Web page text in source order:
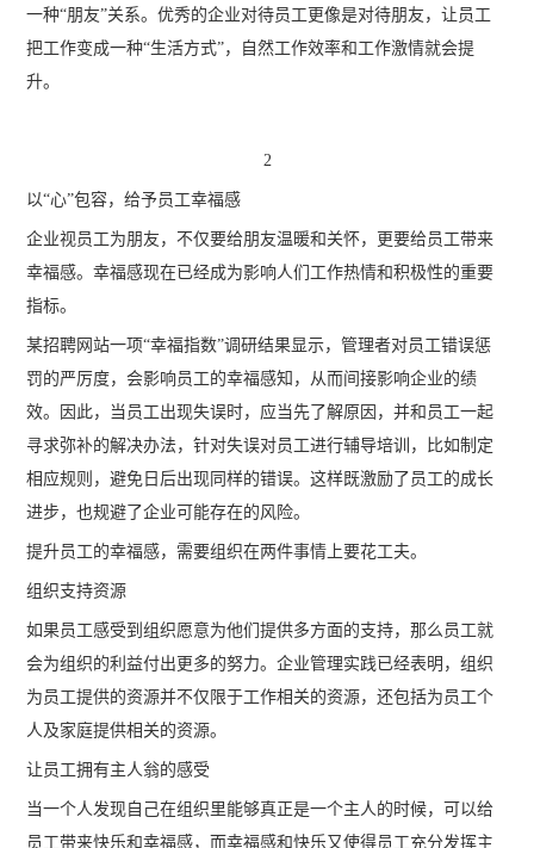
一种“朋友”关系。优秀的企业对待员工更像是对待朋友，让员工
把工作变成一种“生活方式”，自然工作效率和工作激情就会提
升。
2
以“心”包容，给予员工幸福感
企业视员工为朋友，不仅要给朋友温暖和关怀，更要给员工带来
幸福感。幸福感现在已经成为影响人们工作热情和积极性的重要
指标。
某招聘网站一项“幸福指数”调研结果显示，管理者对员工错误惩
罚的严厉度，会影响员工的幸福感知，从而间接影响企业的绩
效。因此，当员工出现失误时，应当先了解原因，并和员工一起
寻求弥补的解决办法，针对失误对员工进行辅导培训，比如制定
相应规则，避免日后出现同样的错误。这样既激励了员工的成长
进步，也规避了企业可能存在的风险。
提升员工的幸福感，需要组织在两件事情上要花工夫。
组织支持资源
如果员工感受到组织愿意为他们提供多方面的支持，那么员工就
会为组织的利益付出更多的努力。企业管理实践已经表明，组织
为员工提供的资源并不仅限于工作相关的资源，还包括为员工个
人及家庭提供相关的资源。
让员工拥有主人翁的感受
当一个人发现自己在组织里能够真正是一个主人的时候，可以给
员工带来快乐和幸福感，而幸福感和快乐又使得员工充分发挥主